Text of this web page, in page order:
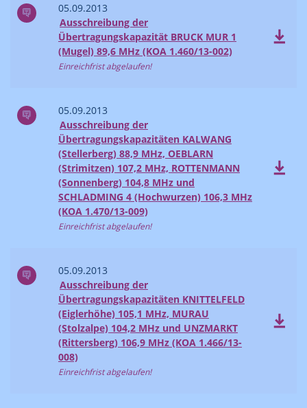
05.09.2013
Ausschreibung der
Übertragungskapazität BRUCK MUR 1
(Mugel) 89,6 MHz (KOA 1.460/13-002)
Einreichfrist abgelaufen!
05.09.2013
Ausschreibung der
Übertragungskapazitäten KALWANG
(Stellerberg) 88,9 MHz, OEBLARN
(Strimitzen) 107,2 MHz, ROTTENMANN
(Sonnenberg) 104,8 MHz und
SCHLADMING 4 (Hochwurzen) 106,3 MHz
(KOA 1.470/13-009)
Einreichfrist abgelaufen!
05.09.2013
Ausschreibung der
Übertragungskapazitäten KNITTELFELD
(Eiglerhöhe) 105,1 MHz, MURAU
(Stolzalpe) 104,2 MHz und UNZMARKT
(Rittersberg) 106,9 MHz (KOA 1.466/13-
008)
Einreichfrist abgelaufen!